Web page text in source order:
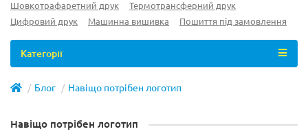
Шовкотрафаретний друк
Термотрансферний друк
Цифровий друк
Машинна вишивка Пошиття під замовлення
Категорії
Блог Навіщо потрібен логотип
Навіщо потрібен логотип